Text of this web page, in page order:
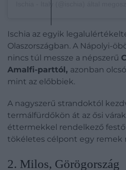
Ischia az egyik
Olaszországban. A Nápolyi-
nincs túl messze a népszerű
Amalfi-parttól, azonban
mint az előbbiek.
A nagyszerű strandoktól
termálfürdőkön át az ősi
éttermekkel rendelkező
tökéletes célpont egy remek
2. Milos, Görögország